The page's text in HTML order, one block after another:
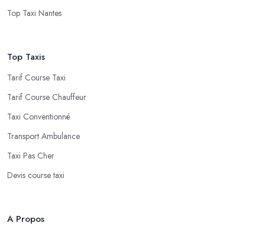
Top Taxi Nantes
Top Taxis
Tarif Course Taxi
Tarif Course Chauffeur
Taxi Conventionné
Transport Ambulance
Taxi Pas Cher
Devis course taxi
A Propos